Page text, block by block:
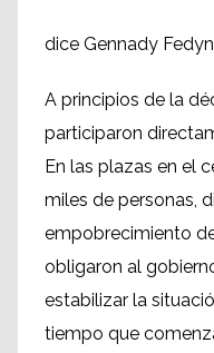
dice Gennady
A principios de la
participaron
En las plazas en el
miles de personas,
empobrecimiento
obligaron al
estabilizar la
tiempo que